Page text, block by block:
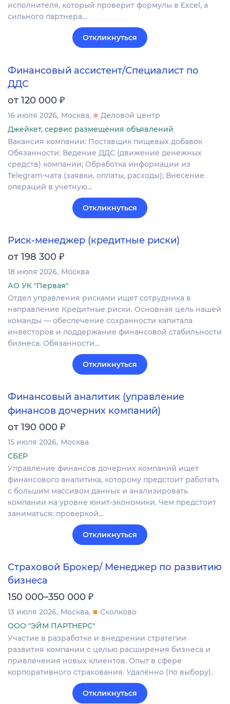
исполнителя, который проверит формулы в Excel, а
сильного партнера…
Откликнуться
Финансовый ассистент/Специалист по
ДДС
от 120 000 ₽
16 июля 2026 Москва
Деловой центр
Джейкет, сервис размещения объявлений
Вакансия компании: Поставщик пищевых добавок
Обязанности: Ведение ДДС (движение денежных
средств) компании; Обработка информации из
Telegram-чата (заявки, оплаты, расходы); Внесение
операций в учетную…
Откликнуться
Риск-менеджер (кредитные риски)
от 198 300 ₽
18 июля 2026 Москва
АО УК "Первая"
Отдел управления рисками ищет сотрудника в
направление Кредитные риски. Основная цель нашей
команды — обеспечение сохранности капитала
инвесторов и поддержание финансовой стабильности
бизнеса. Обязанности…
Откликнуться
Финансовый аналитик (управление
финансов дочерних компаний)
от 190 000 ₽
15 июля 2026 Москва
СБЕР
Управление финансов дочерних компаний ищет
финансового аналитика, которому предстоит работать
с большим массивом данных и анализировать
компании на уровне юнит-экономики. Чем предстоит
заниматься: проверкой…
Откликнуться
Страховой Брокер/ Менеджер по развитию
бизнеса
150 000–350 000 ₽
13 июля 2026 Москва
Сколково
ООО "ЭЙМ ПАРТНЕРС"
Участие в разработке и внедрении стратегии
развития компании с целью расширения бизнеса и
привлечения новых клиентов. Опыт в сфере
корпоративного страхования. Удалённо (по выбору).
Откликнуться